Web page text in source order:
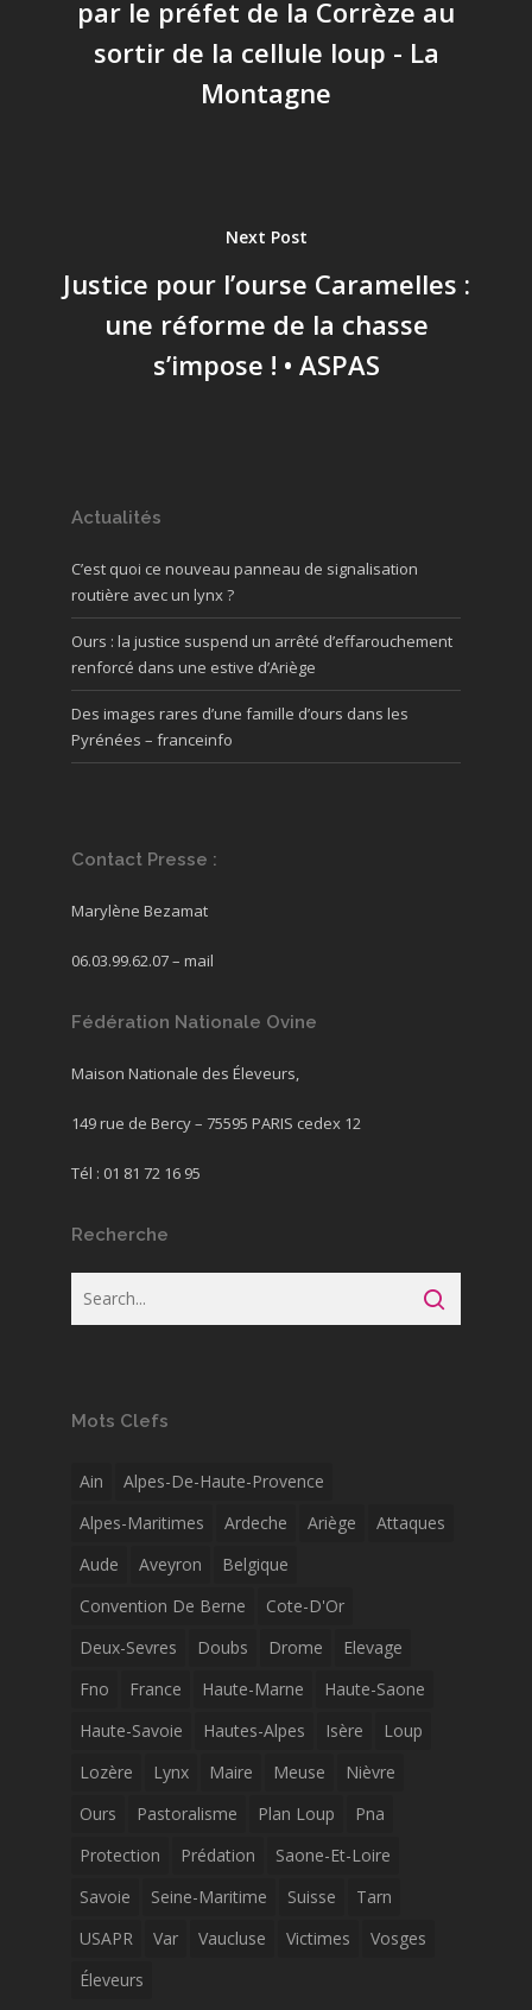
par le préfet de la Corrèze au
sortir de la cellule loup - La
Montagne
Next Post
Justice pour l’ourse Caramelles :
une réforme de la chasse
s’impose ! • ASPAS
Actualités
C’est quoi ce nouveau panneau de signalisation
routière avec un lynx ?
Ours : la justice suspend un arrêté d’effarouchement
renforcé dans une estive d’Ariège
Des images rares d’une famille d’ours dans les
Pyrénées – franceinfo
Contact Presse :
Marylène Bezamat
06.03.99.62.07 – mail
Fédération Nationale Ovine
Maison Nationale des Éleveurs,
149 rue de Bercy – 75595 PARIS cedex 12
Tél : 01 81 72 16 95
Recherche
Mots Clefs
Ain
Alpes-De-Haute-Provence
Alpes-Maritimes
Ardeche Ariège
Attaques
Aude
Aveyron
Belgique
Convention De Berne
Cote-D'Or
Deux-Sevres
Doubs Drome
Elevage
Fno
France Haute-Marne
Haute-Saone
Haute-Savoie
Hautes-Alpes Isère
Loup
Lozère
Lynx Maire Meuse
Nièvre
Ours
Pastoralisme Plan Loup
Pna
Protection
Prédation
Saone-Et-Loire
Savoie
Seine-Maritime Suisse
Tarn
USAPR
Var Vaucluse Victimes
Vosges
Éleveurs